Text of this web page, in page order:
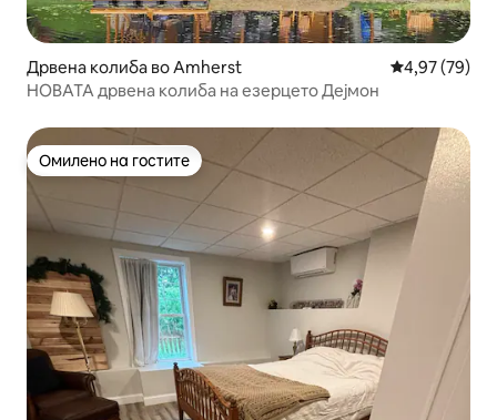
Дрвена колиба во Amherst Просечна
4,97 (79)
НОВАТА дрвена колиба на езерцето Дејмон
Омилено на гостите
Омилено на гостите